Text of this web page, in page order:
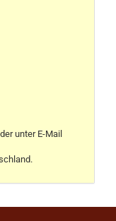
unter E-Mail